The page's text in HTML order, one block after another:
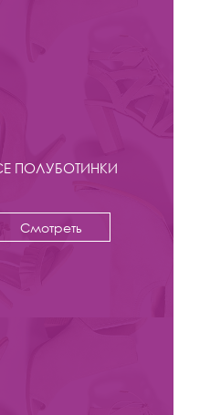
ПОЛУБОТИНКИ
Смотреть